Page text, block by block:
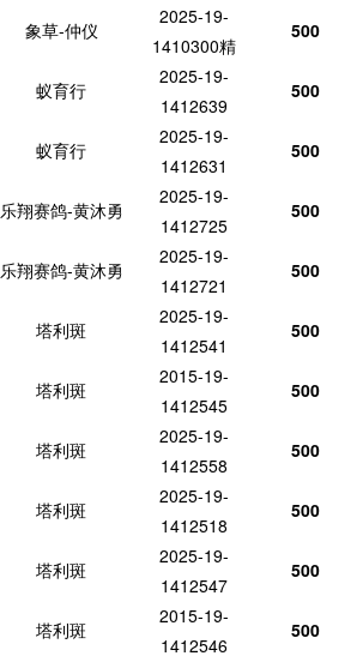
象草-仲仪
2025-19-
1410300精
500
蚁育行
2025-19-
1412639
500
蚁育行
2025-19-
1412631
500
乐翔赛鸽-黄沐勇
2025-19-
1412725
500
乐翔赛鸽-黄沐勇
2025-19-
1412721
500
塔利斑
2025-19-
1412541
500
塔利斑
2015-19-
1412545
500
塔利斑
2025-19-
1412558
500
塔利斑
2025-19-
1412518
500
塔利斑
2025-19-
1412547
500
塔利斑
2015-19-
1412546
500